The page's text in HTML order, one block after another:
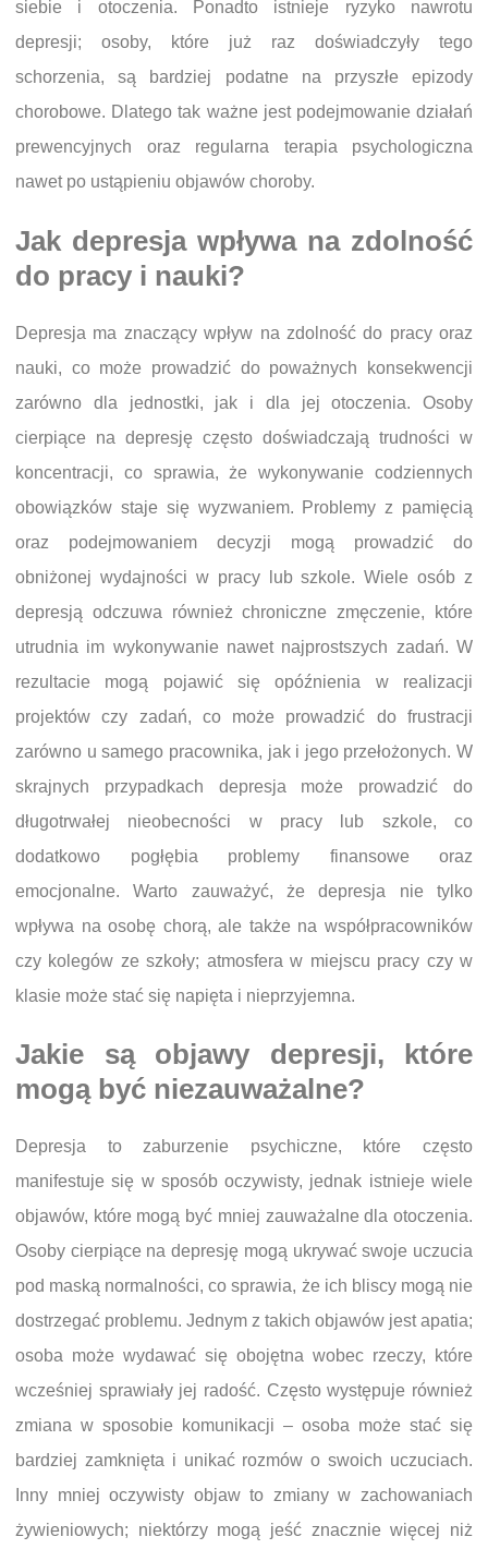
siebie i otoczenia. Ponadto istnieje ryzyko nawrotu
depresji; osoby, które już raz doświadczyły tego
schorzenia, są bardziej podatne na przyszłe epizody
chorobowe. Dlatego tak ważne jest podejmowanie działań
prewencyjnych oraz regularna terapia psychologiczna
nawet po ustąpieniu objawów choroby.
Jak depresja wpływa na zdolność
do pracy i nauki?
Depresja ma znaczący wpływ na zdolność do pracy oraz
nauki, co może prowadzić do poważnych konsekwencji
zarówno dla jednostki, jak i dla jej otoczenia. Osoby
cierpiące na depresję często doświadczają trudności w
koncentracji, co sprawia, że wykonywanie codziennych
obowiązków staje się wyzwaniem. Problemy z pamięcią
oraz podejmowaniem decyzji mogą prowadzić do
obniżonej wydajności w pracy lub szkole. Wiele osób z
depresją odczuwa również chroniczne zmęczenie, które
utrudnia im wykonywanie nawet najprostszych zadań. W
rezultacie mogą pojawić się opóźnienia w realizacji
projektów czy zadań, co może prowadzić do frustracji
zarówno u samego pracownika, jak i jego przełożonych. W
skrajnych przypadkach depresja może prowadzić do
długotrwałej nieobecności w pracy lub szkole, co
dodatkowo pogłębia problemy finansowe oraz
emocjonalne. Warto zauważyć, że depresja nie tylko
wpływa na osobę chorą, ale także na współpracowników
czy kolegów ze szkoły; atmosfera w miejscu pracy czy w
klasie może stać się napięta i nieprzyjemna.
Jakie są objawy depresji, które
mogą być niezauważalne?
Depresja to zaburzenie psychiczne, które często
manifestuje się w sposób oczywisty, jednak istnieje wiele
objawów, które mogą być mniej zauważalne dla otoczenia.
Osoby cierpiące na depresję mogą ukrywać swoje uczucia
pod maską normalności, co sprawia, że ich bliscy mogą nie
dostrzegać problemu. Jednym z takich objawów jest apatia;
osoba może wydawać się obojętna wobec rzeczy, które
wcześniej sprawiały jej radość. Często występuje również
zmiana w sposobie komunikacji – osoba może stać się
bardziej zamknięta i unikać rozmów o swoich uczuciach.
Inny mniej oczywisty objaw to zmiany w zachowaniach
żywieniowych; niektórzy mogą jeść znacznie więcej niż